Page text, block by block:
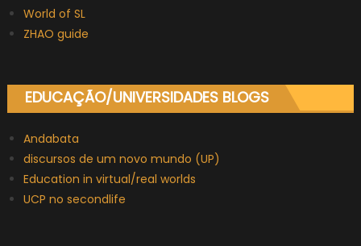
World of SL
ZHAO guide
EDUCAÇÃO/UNIVERSIDADES BLOGS
Andabata
discursos de um novo mundo (UP)
Education in virtual/real worlds
UCP no secondlife